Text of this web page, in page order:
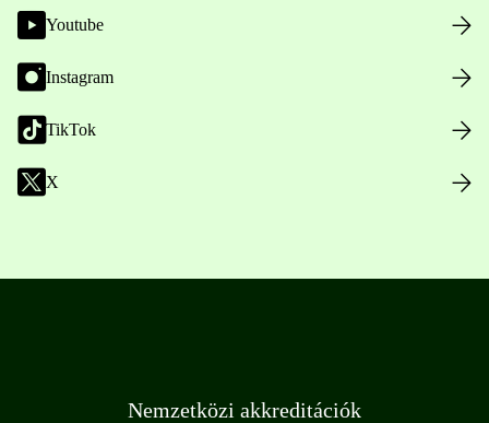
Youtube
Instagram
TikTok
X
Nemzetközi akkreditációk